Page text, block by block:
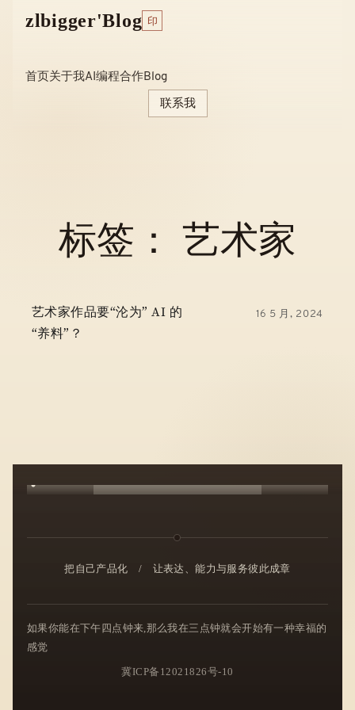
zlbigger'Blog 印
首页 关于我AI编程合作Blog
联系我
标签： 艺术家
艺术家作品要“沦为” AI 的
“养料”？
16 5 月, 2024
把自己产品化 / 让表达、能力与服务彼此成章
如果你能在下午四点钟来,那么我在三点钟就会开始有一种幸福的
感觉
冀ICP备12021826号-10